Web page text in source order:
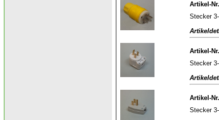
Artikel-
Stecker
Artikel-
Stecker
Artikel-
Stecker